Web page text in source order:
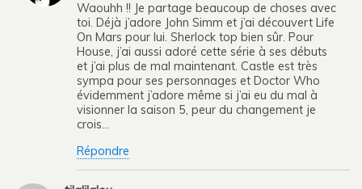
Waouhh !! Je partage beaucoup de choses avec
toi. Déjà j’adore John Simm et j’ai découvert Life
On Mars pour lui. Sherlock top bien sûr. Pour
House, j’ai aussi adoré cette série à ses débuts
et j’ai plus de mal maintenant. Castle est très
sympa pour ses personnages et Doctor Who
évidemment j’adore même si j’ai eu du mal à
visionner la saison 5, peur du changement je
crois…
Répondre